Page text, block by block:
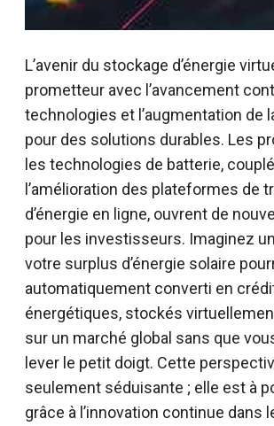
L’avenir du stockage d’énergie
prometteur avec l’avancement
technologies et l’augmentation de
pour des solutions durables. Les
les technologies de batterie,
l’amélioration des plateformes de
d’énergie en ligne, ouvrent de
pour les investisseurs. Imaginez
votre surplus d’énergie solaire
automatiquement converti en
énergétiques, stockés
sur un marché global sans que
lever le petit doigt. Cette
seulement séduisante ; elle est à
grâce à l’innovation continue dans